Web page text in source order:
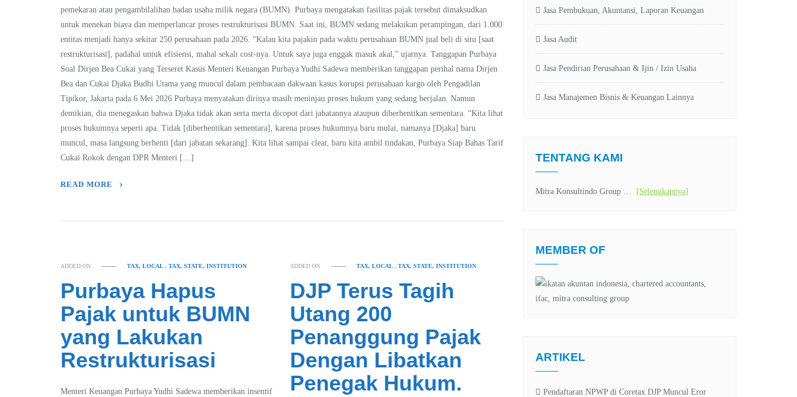
pemekaran atau pengambilalihan badan usaha milik negara (BUMN). Purbaya mengatakan fasilitas pajak tersebut dimaksudkan
untuk menekan biaya dan memperlancar proses restrukturisasi BUMN. Saat ini, BUMN sedang melakukan perampingan, dari 1.000
entitas menjadi hanya sekitar 250 perusahaan pada 2026. “Kalau kita pajakin pada waktu perusahaan BUMN jual beli di situ [saat
restrukturisasi], padahal untuk efisiensi, mahal sekali cost-nya. Untuk saya juga enggak masuk akal,” ujarnya. Tanggapan Purbaya
Soal Dirjen Bea Cukai yang Terseret Kasus Menteri Keuangan Purbaya Yudhi Sadewa memberikan tanggapan perihal nama Dirjen
Bea dan Cukai Djaka Budhi Utama yang muncul dalam pembacaan dakwaan kasus korupsi perusahaan kargo oleh Pengadilan
Tipikor, Jakarta pada 6 Mei 2026 Purbaya menyatakan dirinya masih meninjau proses hukum yang sedang berjalan. Namun
demikian, dia menegaskan bahwa Djaka tidak akan serta merta dicopot dari jabatannya ataupun diberhentikan sementara. “Kita lihat
proses hukumnya seperti apa. Tidak [diberhentikan sementara], karena proses hukumnya baru mulai, namanya [Djaka] baru
muncul, masa langsung berhenti [dari jabatan sekarang]. Kita lihat sampai clear, baru kita ambil tindakan, Purbaya Siap Bahas Tarif
Cukai Rokok dengan DPR Menteri […]
READ MORE
ADDED ON TAX, LOCAL,TAX, STATE, INSTITUTION
Purbaya Hapus
Pajak untuk BUMN
yang Lakukan
Restrukturisasi
Menteri Keuangan Purbaya Yudhi Sadewa memberikan insentif
ADDED ON TAX, LOCAL, TAX, STATE, INSTITUTION
DJP Terus Tagih
Utang 200
Penanggung Pajak
Dengan Libatkan
Penegak Hukum.
Jasa Pembukuan, Akuntansi, Laporan Keuangan
Jasa Audit
Jasa Pendirian Perusahaan & Ijin / Izin Usaha
Jasa Manajemen Bisnis & Keuangan Lainnya
TENTANG KAMI
Mitra Konsultindo Group … [Selengkapnya]
MEMBER OF
ARTIKEL
Pendaftaran NPWP di Coretax DJP Muncul Eror